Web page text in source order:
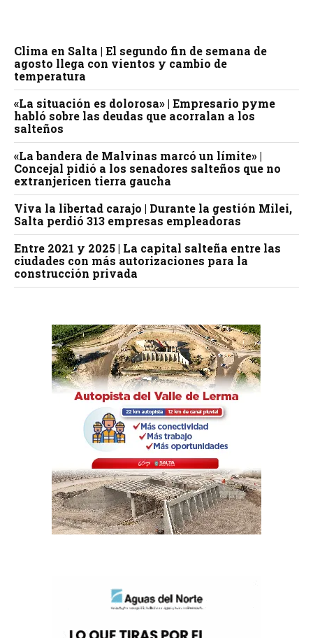
Clima en Salta | El segundo fin de semana de
agosto llega con vientos y cambio de
temperatura
«La situación es dolorosa» | Empresario pyme
habló sobre las deudas que acorralan a los
salteños
«La bandera de Malvinas marcó un límite» |
Concejal pidió a los senadores salteños que no
extranjericen tierra gaucha
Viva la libertad carajo | Durante la gestión Milei,
Salta perdió 313 empresas empleadoras
Entre 2021 y 2025 | La capital salteña entre las
ciudades con más autorizaciones para la
construcción privada